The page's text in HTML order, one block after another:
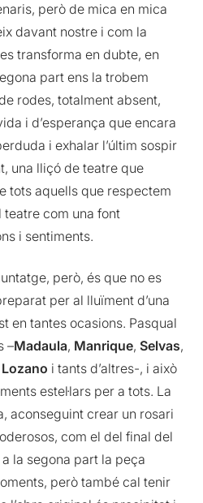
però de mica en mica
davant nostre i com la
transforma en dubte, en
part ens la trobem
rodes, totalment absent,
i d’esperança que encara
i exhalar l’últim sospir
una lliçó de teatre que
tots aquells que respectem
teatre com una font
i sentiments.
però, és que no es
per al lluïment d’una
en tantes ocasions. Pasqual
–Madaula, Manrique,Selvas,
Lozano i tants d’altres-, i això
estel·lars per a tots. La
aconseguint crear un rosari
com el del final del
la segona part la peça
però també cal tenir